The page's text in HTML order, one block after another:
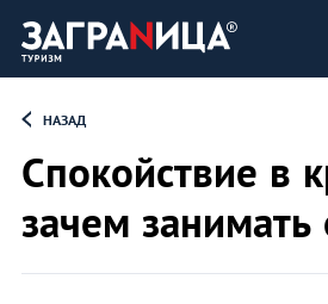
НАЗАД
Спокойствие в
зачем занимать